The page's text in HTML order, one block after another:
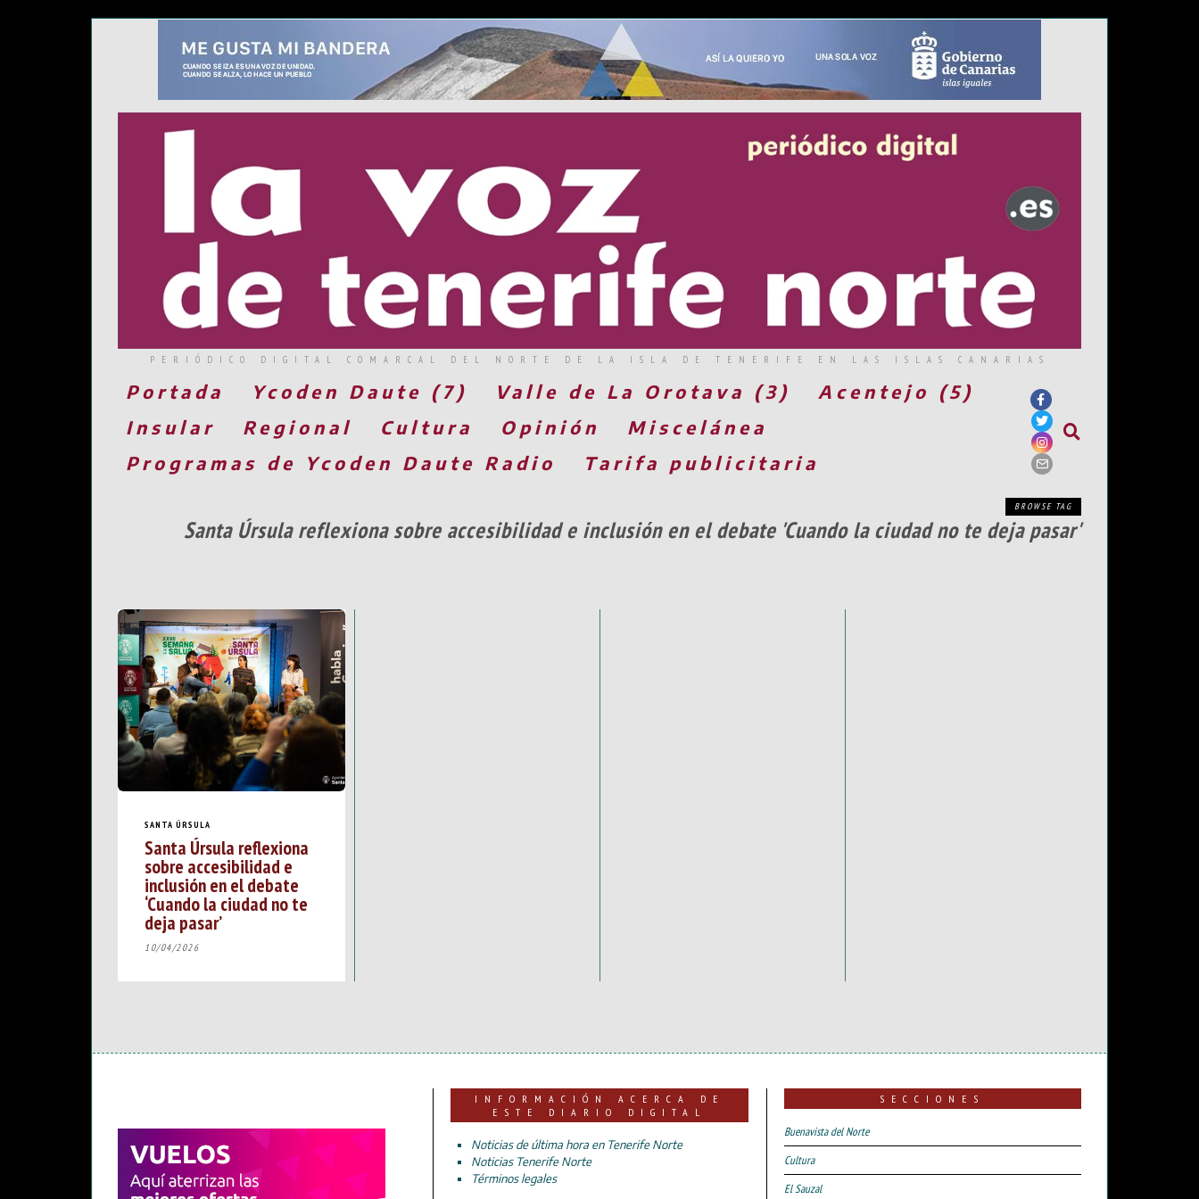
PERIÓDICO DIGITAL COMARCAL DEL NORTE DE LA ISLA DE TENERIFE EN LAS ISLAS CANARIAS
Portada Ycoden Daute (7) Valle de La Orotava (3)
Acentejo (5)
Insular
Regional Cultura Opinión
Miscelánea
Programas de Ycoden Daute Radio
Tarifa publicitaria
BROWSE TAG
Santa Úrsula reflexiona sobre accesibilidad e inclusión en el debate 'Cuando la ciudad no te deja pasar'
SANTA ÚRSULA
Santa Úrsula reflexiona
sobre accesibilidad e
inclusión en el debate
‘Cuando la ciudad no te
deja pasar’
10/04/2026
INFORMACIÓN ACERCA DE
ESTE DIARIO DIGITAL
Noticias de última hora en Tenerife Norte
Noticias Tenerife Norte
Términos legales
SECCIONES
Buenavista del Norte
Cultura
El Sauzal